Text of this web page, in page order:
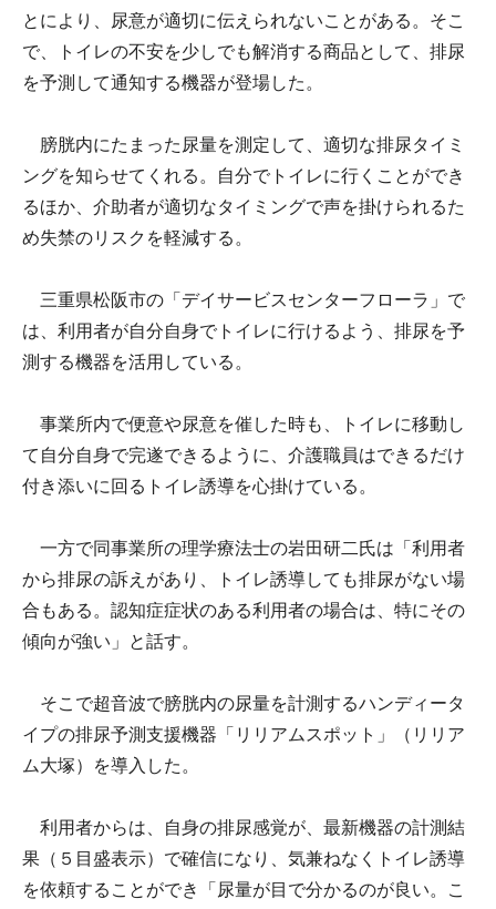
とにより、尿意が適切に伝えられないことがある。そこ
で、トイレの不安を少しでも解消する商品として、排尿
を予測して通知する機器が登場した。
膀胱内にたまった尿量を測定して、適切な排尿タイミ
ングを知らせてくれる。自分でトイレに行くことができ
るほか、介助者が適切なタイミングで声を掛けられるた
め失禁のリスクを軽減する。
三重県松阪市の「デイサービスセンターフローラ」で
は、利用者が自分自身でトイレに行けるよう、排尿を予
測する機器を活用している。
事業所内で便意や尿意を催した時も、トイレに移動し
て自分自身で完遂できるように、介護職員はできるだけ
付き添いに回るトイレ誘導を心掛けている。
一方で同事業所の理学療法士の岩田研二氏は「利用者
から排尿の訴えがあり、トイレ誘導しても排尿がない場
合もある。認知症症状のある利用者の場合は、特にその
傾向が強い」と話す。
そこで超音波で膀胱内の尿量を計測するハンディータ
イプの排尿予測支援機器「リリアムスポット」（リリア
ム大塚）を導入した。
利用者からは、自身の排尿感覚が、最新機器の計測結
果（５目盛表示）で確信になり、気兼ねなくトイレ誘導
を依頼することができ「尿量が目で分かるのが良い。こ